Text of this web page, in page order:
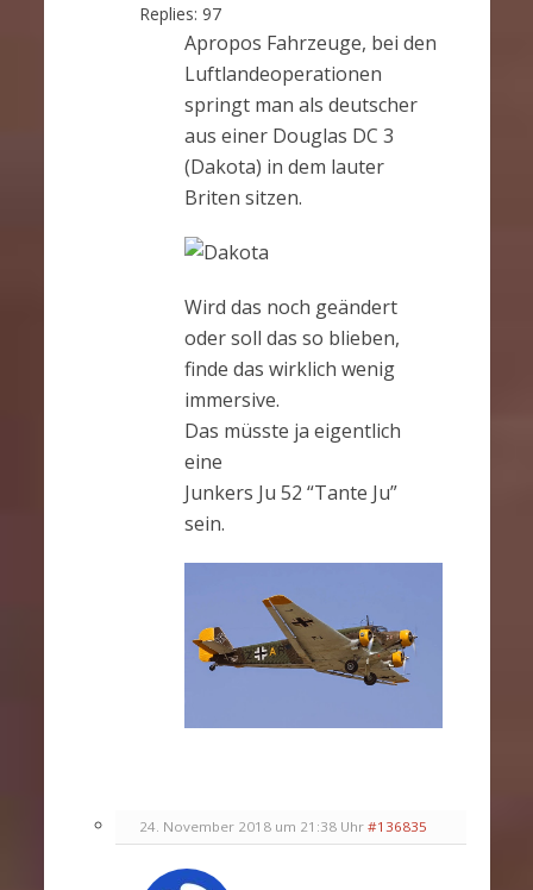
Replies: 97
Apropos Fahrzeuge, bei den
Luftlandeoperationen
springt man als deutscher
aus einer Douglas DC 3
(Dakota) in dem lauter
Briten sitzen.
Wird das noch geändert
oder soll das so blieben,
finde das wirklich wenig
immersive.
Das müsste ja eigentlich
eine
Junkers Ju 52 “Tante Ju”
sein.
24. November 2018 um 21:38 Uhr #136835